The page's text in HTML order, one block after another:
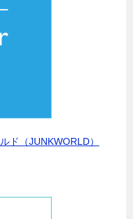
ド（JUNKWORLD）